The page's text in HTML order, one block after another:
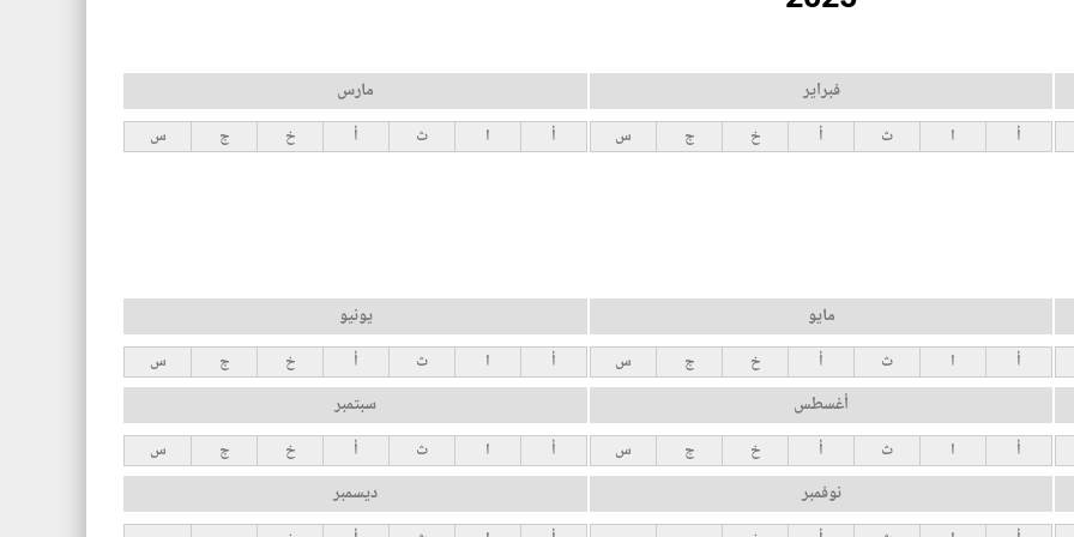
فبراير
أ ا ث أ خ ج س
مارس
أ ا ث أ خ ج س
مايو
أ ا ث أ خ ج س
يونيو
أ ا ث أ خ ج س
أغسطس
أ ا ث أ خ ج س
سبتمبر
أ ا ث أ خ ج س
نوفمبر ديسمبر